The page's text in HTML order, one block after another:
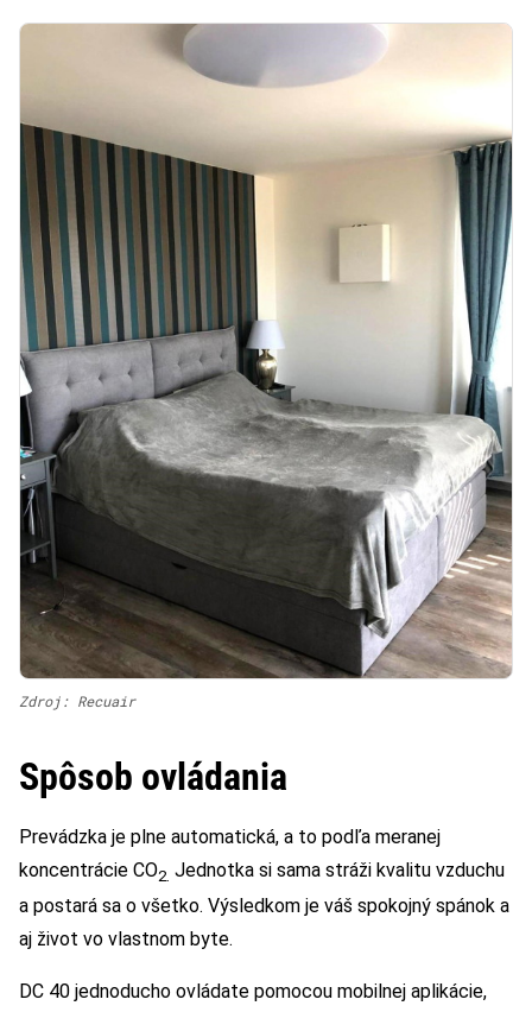
Zdroj: Recuair
Spôsob ovládania
Prevádzka je plne automatická, a to podľa meranej
koncentrácie CO2. Jednotka si sama stráži kvalitu vzduchu
a postará sa o všetko. Výsledkom je váš spokojný spánok a
aj život vo vlastnom byte.
DC 40 jednoducho ovládate pomocou mobilnej aplikácie,